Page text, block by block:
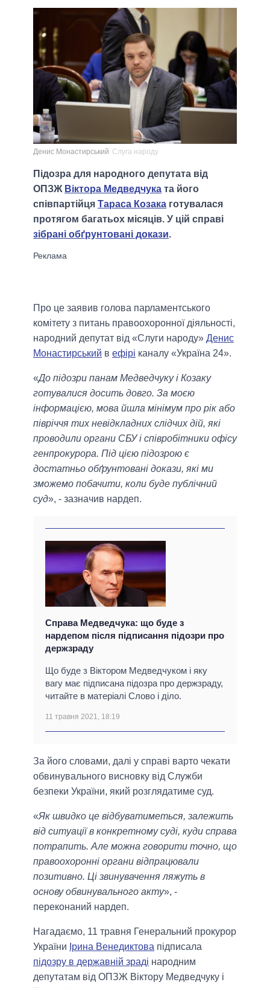
Денис Монастирський Слуга народу
Підозра для народного депутата від
ОПЗЖ Віктора Медведчука та його
співпартійця Тараса Козака готувалася
протягом багатьох місяців. У цій справі
зібрані обґрунтовані докази.
Про це заявив голова парламентського
комітету з питань правоохоронної діяльності,
народний депутат від «Слуги народу» Денис
Монастирський в ефірі каналу «Україна 24».
«До підозри панам Медведчуку і Козаку
готувалися досить довго. За моєю
інформацією, мова йшла мінімум про рік або
півріччя тих невідкладних слідчих дій, які
проводили органи СБУ і співробітники офісу
генпрокурора. Під цією підозрою є
достатньо обґрунтовані докази, які ми
зможемо побачити, коли буде публічний
суд», - зазначив нардеп.
Справа Медведчука: що буде з
нардепом після підписання підозри про
держзраду
Що буде з Віктором Медведчуком і яку
вагу має підписана підозра про держзраду,
читайте в матеріалі Слово і діло.
11 травня 2021, 18:19
За його словами, далі у справі варто чекати
обвинувального висновку від Служби
безпеки України, який розглядатиме суд.
«Як швидко це відбуватиметься, залежить
від ситуації в конкретному суді, куди справа
потрапить. Але можна говорити точно, що
правоохоронні органи відпрацювали
позитивно. Ці звинувачення ляжуть в
основу обвинувального акту», -
переконаний нардеп.
Нагадаємо, 11 травня Генеральний прокурор
України Ірина Венедиктова підписала
підозру в державній зраді народним
депутатам від ОПЗЖ Віктору Медведчуку і